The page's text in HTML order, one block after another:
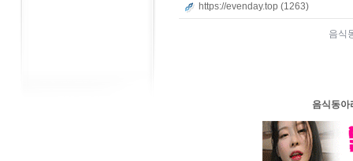
https://evenday.top (1263)
음­식­
음­식­동­아­